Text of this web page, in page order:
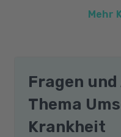
Mehr
Fragen
Thema
Krankheit